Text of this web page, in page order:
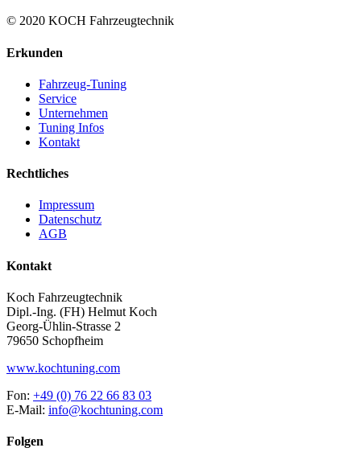
© 2020 KOCH Fahrzeugtechnik
Erkunden
Fahrzeug-Tuning
Service
Unternehmen
Tuning Infos
Kontakt
Rechtliches
Impressum
Datenschutz
AGB
Kontakt
Koch Fahrzeugtechnik
Dipl.-Ing. (FH) Helmut Koch
Georg-Ühlin-Strasse 2
79650 Schopfheim
www.kochtuning.com
Fon: +49 (0) 76 22 66 83 03
E-Mail: info@kochtuning.com
Folgen